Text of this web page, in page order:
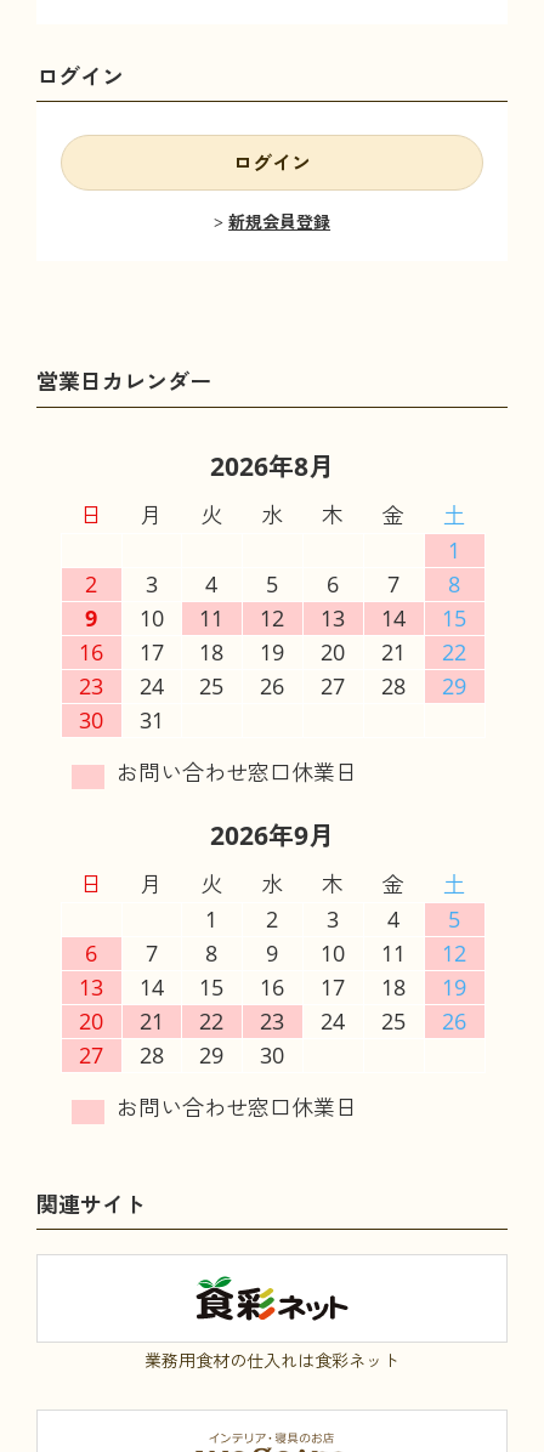
ログイン
ログイン
新規会員登録
2026年8月
日 月 火 水 木 金
土
1
2
3 4 5 6 7
8
9
10 11 12 13 14
15
16
17 18 19 20 21
22
23
24 25 26 27 28
29
30
31
2026年9月
日 月 火 水 木 金
土
1
2 3 4
5
6
7 8 9 10 11
12
13
14 15 16 17 18
19
20
21 22 23 24 25
26
27
28 29 30
関連サイト
業務用食材の仕入れは食彩ネット